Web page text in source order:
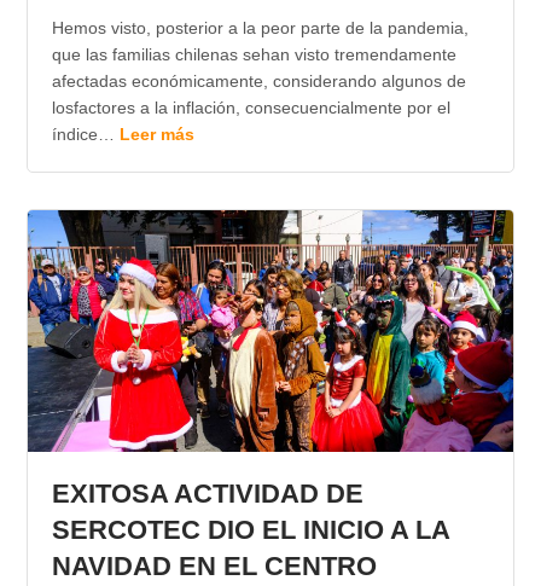
Hemos visto, posterior a la peor parte de la pandemia,
que las familias chilenas sehan visto tremendamente
afectadas económicamente, considerando algunos de
losfactores a la inflación, consecuencialmente por el
índice… Leer más
EXITOSA ACTIVIDAD DE
SERCOTEC DIO EL INICIO A LA
NAVIDAD EN EL CENTRO